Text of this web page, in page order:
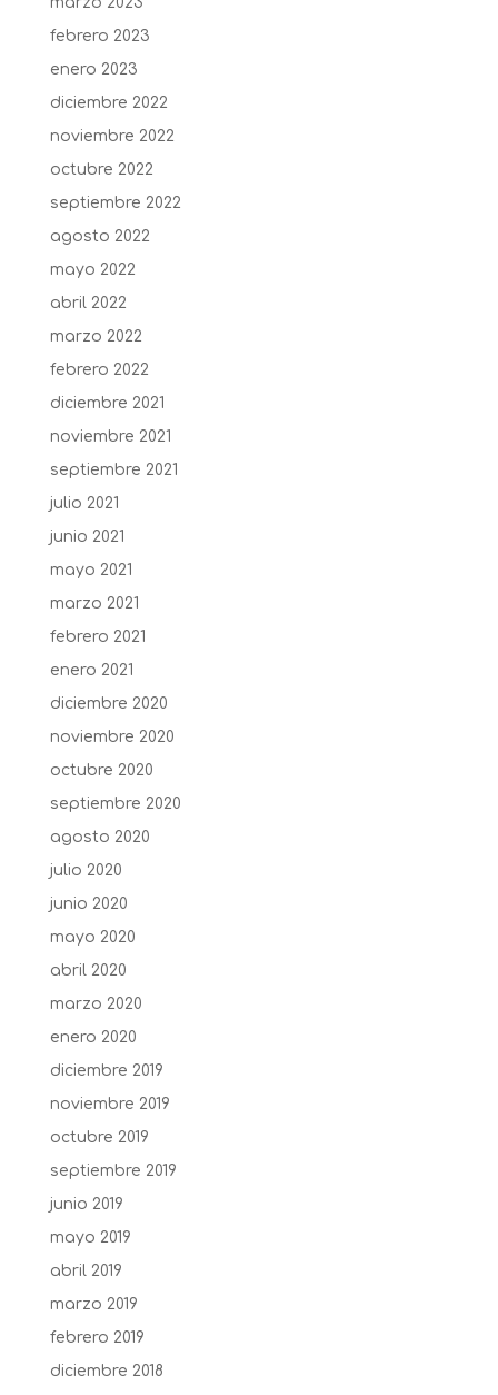
febrero 2023
enero 2023
diciembre 2022
noviembre 2022
octubre 2022
septiembre 2022
agosto 2022
mayo 2022
abril 2022
marzo 2022
febrero 2022
diciembre 2021
noviembre 2021
septiembre 2021
julio 2021
junio 2021
mayo 2021
marzo 2021
febrero 2021
enero 2021
diciembre 2020
noviembre 2020
octubre 2020
septiembre 2020
agosto 2020
julio 2020
junio 2020
mayo 2020
abril 2020
marzo 2020
enero 2020
diciembre 2019
noviembre 2019
octubre 2019
septiembre 2019
junio 2019
mayo 2019
abril 2019
marzo 2019
febrero 2019
diciembre 2018